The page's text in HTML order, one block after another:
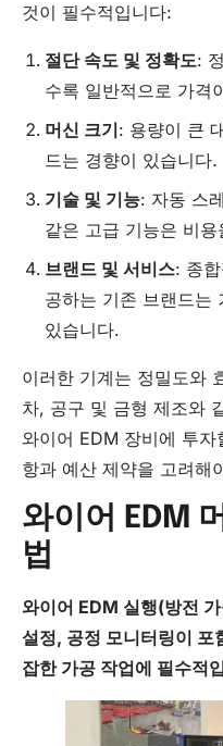
것이 필수적입니다:
절단 속도 및 정확도:
수록 일반적으로 가격
머신 크기: 용량이 큰
드는 경향이 있습니다.
기술 및 기능: 자동 스
같은 고급 기능은 비
브랜드 및 서비스: 종
공하는 기존 브랜드는
있습니다.
이러한 기계는 정밀도와
차, 공구 및 금형 제조와
와이어 EDM 장비에 투
항과 예산 제약을 고려해
와이어 EDM
법
와이어 EDM 실행(방전
설정, 공정 모니터링이 포
잡한 가공 작업에 필수적